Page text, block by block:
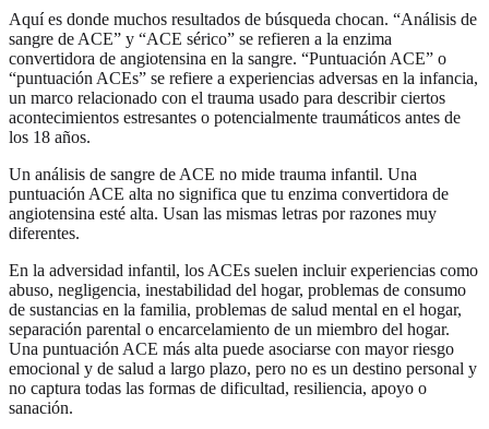
Aquí es donde muchos resultados de búsqueda chocan. “Análisis de
sangre de ACE” y “ACE sérico” se refieren a la enzima
convertidora de angiotensina en la sangre. “Puntuación ACE” o
“puntuación ACEs” se refiere a experiencias adversas en la infancia,
un marco relacionado con el trauma usado para describir ciertos
acontecimientos estresantes o potencialmente traumáticos antes de
los 18 años.
Un análisis de sangre de ACE no mide trauma infantil. Una
puntuación ACE alta no significa que tu enzima convertidora de
angiotensina esté alta. Usan las mismas letras por razones muy
diferentes.
En la adversidad infantil, los ACEs suelen incluir experiencias como
abuso, negligencia, inestabilidad del hogar, problemas de consumo
de sustancias en la familia, problemas de salud mental en el hogar,
separación parental o encarcelamiento de un miembro del hogar.
Una puntuación ACE más alta puede asociarse con mayor riesgo
emocional y de salud a largo plazo, pero no es un destino personal y
no captura todas las formas de dificultad, resiliencia, apoyo o
sanación.